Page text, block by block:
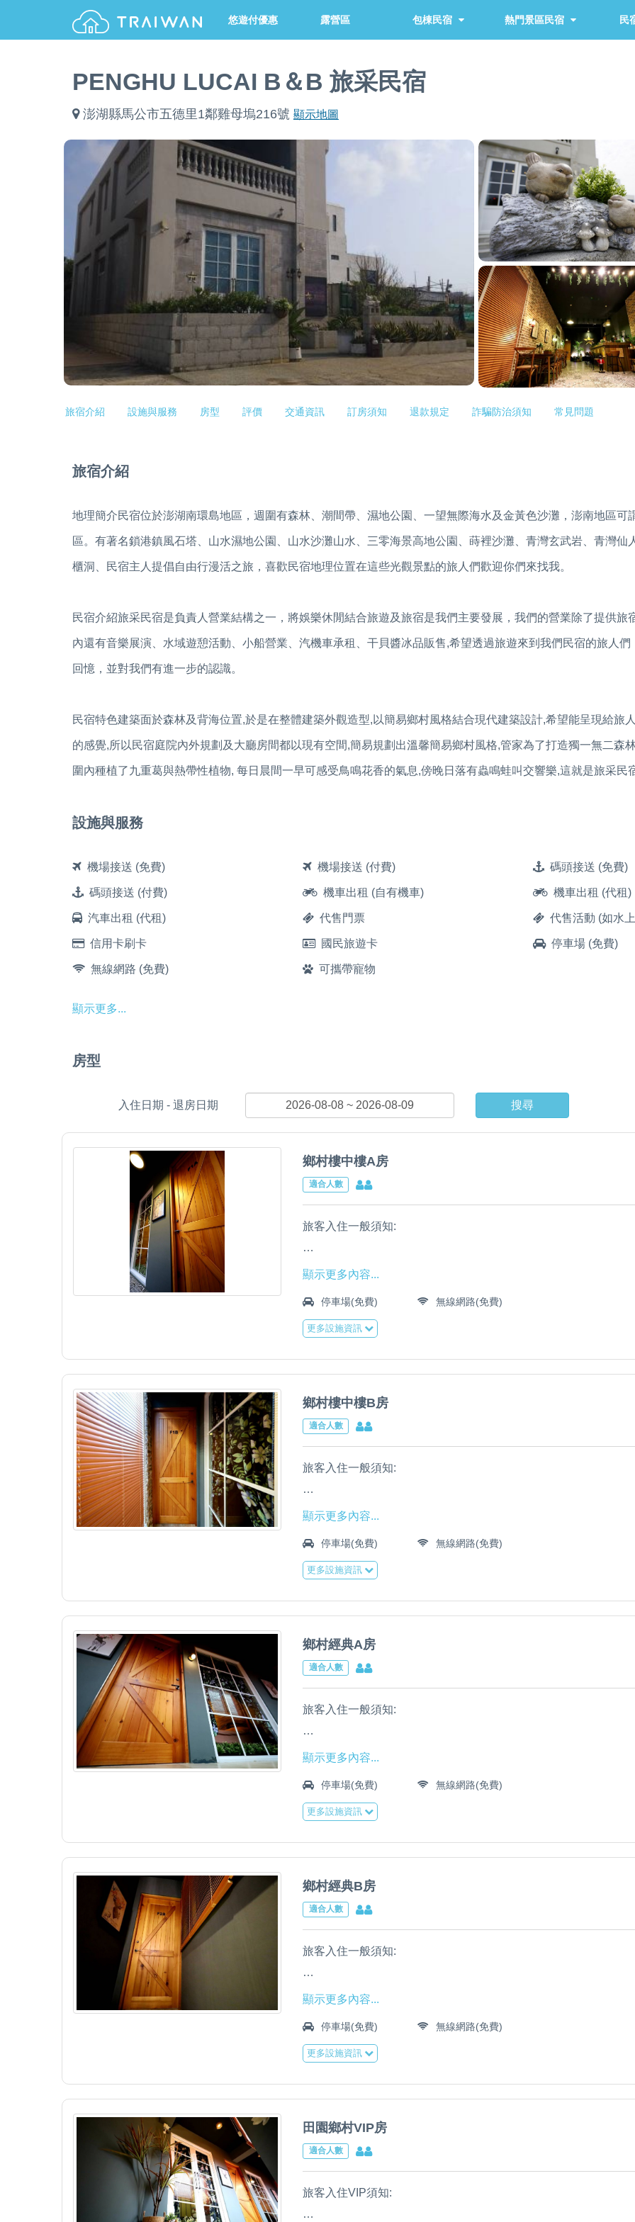
悠遊付優惠 露營區 包棟民宿 熱門景區民宿 民宿
PENGHU LUCAI B＆B 旅采民宿
澎湖縣馬公市五德里1鄰雞母塢216號 顯示地圖
旅宿介紹 設施與服務 房型 評價 交通資訊 訂房須知 退款規定 詐騙防治須知 常見問題
旅宿介紹
地理簡介民宿位於澎湖南環島地區，週圍有森林、潮間帶、濕地公園、一望無際海水及金黃色沙灘，澎南地區可
區。有著名鎖港鎮風石塔、山水濕地公園、山水沙灘山水、三零海景高地公園、蒔裡沙灘、青灣玄武岩、青灣仙
櫃洞、民宿主人提倡自由行漫活之旅，喜歡民宿地理位置在這些光觀景點的旅人們歡迎你們來找我。
民宿介紹旅采民宿是負責人營業結構之一，將娛樂休閒結合旅遊及旅宿是我們主要發展，我們的營業除了提供旅
內還有音樂展演、水域遊憩活動、小船營業、汽機車承租、干貝醬冰品販售,希望透過旅遊來到我們民宿的旅人
回憶，並對我們有進一步的認識。
民宿特色建築面於森林及背海位置,於是在整體建築外觀造型,以簡易鄉村風格結合現代建築設計,希望能呈現給旅
的感覺,所以民宿庭院內外規劃及大廳房間都以現有空間,簡易規劃出溫馨簡易鄉村風格,管家為了打造獨一無二森
圍內種植了九重葛與熱帶性植物, 每日晨間一早可感受鳥鳴花香的氣息,傍晚日落有蟲鳴蛙叫交響樂,這就是旅采民
設施與服務
機場接送 (免費) 機場接送 (付費) 碼頭接送 (免費)
碼頭接送 (付費) 機車出租 (自有機車) 機車出租 (代租)
汽車出租 (代租) 代售門票 代售活動 (如水
信用卡刷卡 國民旅遊卡 停車場 (免費)
無線網路 (免費) 可攜帶寵物
顯示更多...
房型
入住日期 - 退房日期 搜尋
鄉村樓中樓A房
適合人數
旅客入住一般須知:
室內坪數22.90平方公尺
一般房型須知:
1.迎賓接送服務內容:
A:迎賓接送路線:馬公機場至民宿/馬公港或龍門港口至民宿費用
B:如需要民宿額外接送一趟300元至600元(限民宿一馬公市範圍內)
C:北環島路線(民宿至北環島300元至1200元)
範圍需支付費用
2.民宿有提供包車旅遊/海釣岸釣服務。
5.房間任何民宿物品與設施受損請照價賠償。
6.大廳及公共空間所有設施與物品破壞請照價賠償。
7.民宿大廳室內與房間請勿吸菸,違反此條件者,請支付除味清潔費,
作為旅宿業者補償。
8.每日旅人外出時會進行清潔垃圾與補充日常用品,貴重物品請勿
以事先告知。
9.入房時間下午15:00退房11:00,未到入房時間15:00行李可寄放民
10.退房早上11:00超出時間每小時內加收600元,以作為補償業者損
1.目前寵物友善只開放犬貓類,其它寵物類別暫不開放
房價不加價也無提供毛小孩們設施與用品
孩請勿攜帶入住,以避免造成其他旅人們困擾
顯示更多內容...
停車場(免費) 無線網路(免費)
更多設施資訊
鄉村樓中樓B房
適合人數
旅客入住一般須知:
室內坪數25.46平方公尺
一般房型須知:
1.迎賓接送服務內容:
A:迎賓接送路線:馬公機場至民宿/馬公港或龍門港口至民宿費用
B:如需要民宿額外接送一趟300元至600元(限民宿一馬公市範圍內)
C:北環島路線(民宿至北環島300元至1200元)
範圍需支付費用
2.民宿有提供包車旅遊/海釣岸釣服務。
5.房間任何民宿物品與設施受損請照價賠償。
6.大廳及公共空間所有設施與物品破壞請照價賠償。
7.民宿大廳室內與房間請勿吸菸,違反此條件者,請支付除味清潔費,
作為旅宿業者補償。
8.每日旅人外出時會進行清潔垃圾與補充日常用品,貴重物品請勿
以事先告知。
9.入房時間下午15:00退房11:00,未到入房時間15:00行李可寄放民
10.退房早上11:00超出時間每小時內加收600元,以作為補償業者損
顯示更多內容...
停車場(免費) 無線網路(免費)
更多設施資訊
鄉村經典A房
適合人數
旅客入住一般須知:
室內坪數14.88平方公尺
一般房型須知:
1.迎賓接送服務內容:
A:迎賓接送路線:馬公機場至民宿/馬公港或龍門港口至民宿費用
B:如需要民宿額外接送一趟300元至600元(限民宿一馬公市範圍內)
C:北環島路線(民宿至北環島300元至1200元)
範圍需支付費用
2.民宿有提供包車旅遊/海釣岸釣服務。
5.房間任何民宿物品與設施受損請照價賠償。
6.大廳及公共空間所有設施與物品破壞請照價賠償。
顯示更多內容...
停車場(免費) 無線網路(免費)
更多設施資訊
鄉村經典B房
適合人數
旅客入住一般須知:
室內坪數23.48平方公尺
一般房型須知:
1.迎賓接送服務內容:
A:迎賓接送路線:馬公機場至民宿/馬公港或龍門港口至民宿費用
B:如需要民宿額外接送一趟300元至600元(限民宿一馬公市範圍內)
C:北環島路線(民宿至北環島300元至1200元)
範圍需支付費用
顯示更多內容...
停車場(免費) 無線網路(免費)
更多設施資訊
田園鄉村VIP房
適合人數
旅客入住VIP須知: